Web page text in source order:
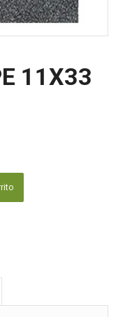
11X33